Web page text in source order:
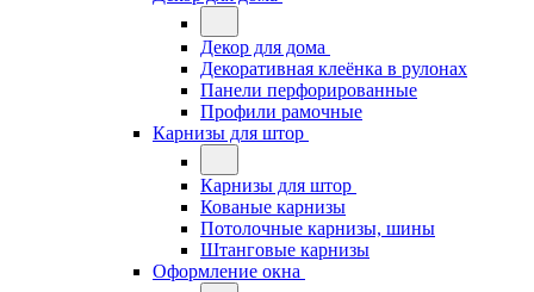
Декор для дома
Декоративная клеёнка в рулонах
Панели перфорированные
Профили рамочные
Карнизы для штор
Карнизы для штор
Кованые карнизы
Потолочные карнизы, шины
Штанговые карнизы
Оформление окна